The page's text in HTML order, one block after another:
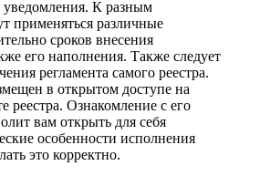
К разным
применяться различные
сроков внесения
его наполнения. Также следует
регламента самого реестра.
в открытом доступе на
реестра. Ознакомление с его
вам открыть для себя
особенности исполнения
это корректно.